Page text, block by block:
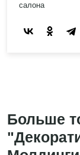
салона
Больше